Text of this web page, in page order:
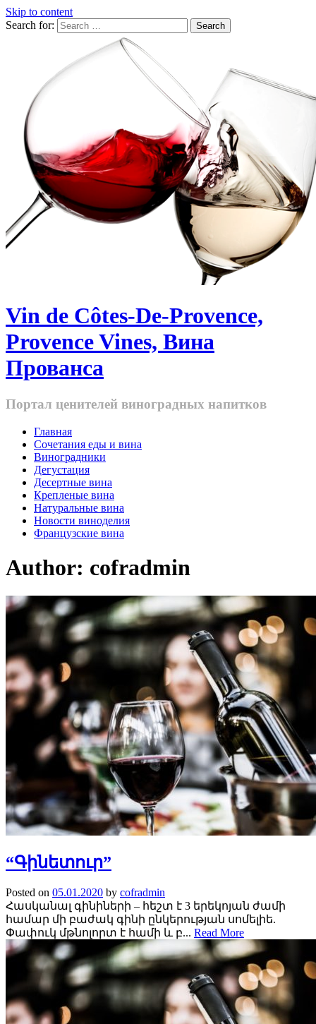
Skip to content
Search for:
Vin de Côtes-De-Provence,
Provence Vines, Вина
Прованса
Портал ценителей виноградных напитков
Главная
Cочетания еды и вина
Виноградники
Дегустация
Десертные вина
Крепленые вина
Натуральные вина
Новости виноделия
Французские вина
Author: cofradmin
“Գինետուր”
Posted on 05.01.2020 by cofradmin
Հասկանալ գինիների – հեշտ է 3 երեկոյան ժամի
համար մի բաժակ գինի ընկերության սոմելիե.
Փափուկ մթնոլորտ է համի և բ... Read More